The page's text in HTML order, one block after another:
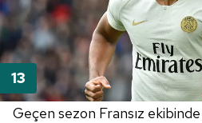
Geçen sezon Fransız